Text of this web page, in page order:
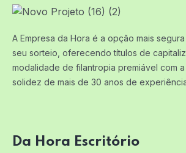
A Empresa da Hora é a opção mais
seu sorteio, oferecendo títulos de
modalidade de filantropia premiável com
solidez de mais de 30 anos de
Da Hora Escritório